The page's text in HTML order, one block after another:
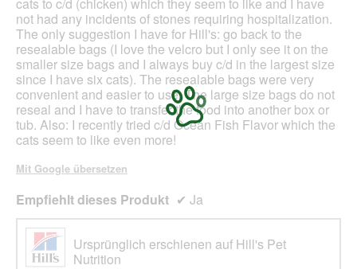
cats to c/d (chicken) which they seem to like and I have
not had any incidents of stones requiring hospitalization.
The only suggestion I have for Hill's: go back to the
resealable bags (I love the velcro but I only see it on the
smaller size bags and I always buy c/d in the largest size
since I have six cats). The resealable bags were very
convenient and easier to use. The large size bags do not
reseal and I have to transfer the food into another box or
tub. Also: I recently tried c/d Ocean Fish Flavor which the
cats seem to like even more!
Mit Google übersetzen
Empfiehlt dieses Produkt ✔ Ja
Ursprünglich erschienen auf Hill's Pet
Nutrition